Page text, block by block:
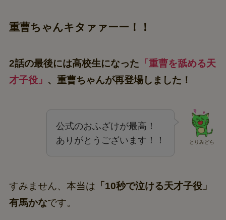
重曹ちゃんキタァァーー！！
2話の最後には高校生になった 「重曹を舐める天
才子役」 、重曹ちゃんが再登場しました！
とりみどら
公式のおふざけが最高！
ありがとうございます！！
すみません、本当は 「10秒で泣ける天才子役」
有馬かなです。